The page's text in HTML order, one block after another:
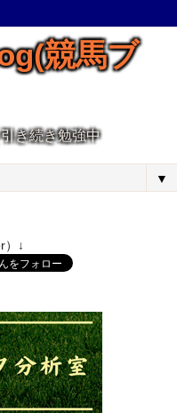
競馬ブ
き続き勉強中
▼
）↓